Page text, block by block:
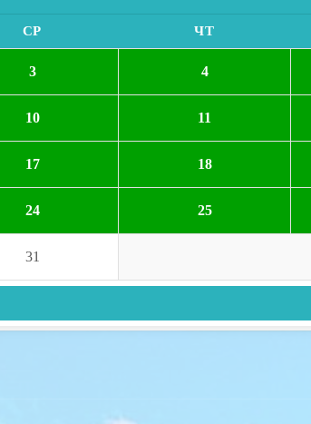
СР ЧТ
3 4
10 11
17 18
24 25
31